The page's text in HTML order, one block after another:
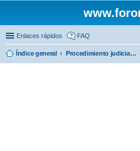
Enlaces rápidos FAQ
Índice general Procedimiento judicial. ( Penales alcoholemia, contenciosos... )